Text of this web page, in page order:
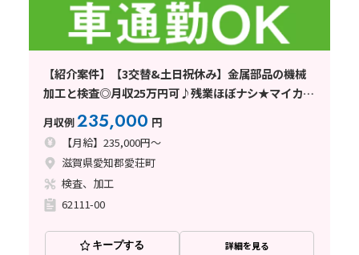
【紹介案件】【3交替&土日祝休み】金属部品の機械
加工と検査◎月収25万円可♪残業ほぼナシ★マイカー
通勤OK！
月収例235,000 円
【月給】235,000円～
滋賀県愛知郡愛荘町
検査、加工
62111-00
キープする 詳細を見る